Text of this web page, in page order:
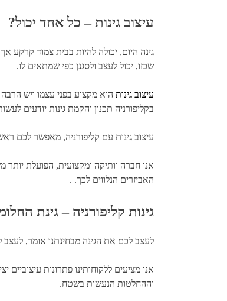
עיצוב גינות – כל אחד יכול?
גינה היום, יכולה להיות בבית צמוד קרקע
שכזו, יכול לעצב ולסגנן כפי שמתאים לו.
עיצוב גינותהוא מקצוע בפני עצמו ויש
בקליפורניה תכנון והקמת גינותיודעים
עיצוב גינות עם קליפורניה, מאפשר לכם ראש
אנו חברה וותיקה ומקצועית, הפועלת יותר
האביזרים הנלווים לכך. .
גינות קליפורניה – גינת
לעצב לכם את הגינה מבחינתנו אומר, לעצב
אנו מציעים ללקוחותינו פתרונות
וההחלטות הנעשות בשטח.